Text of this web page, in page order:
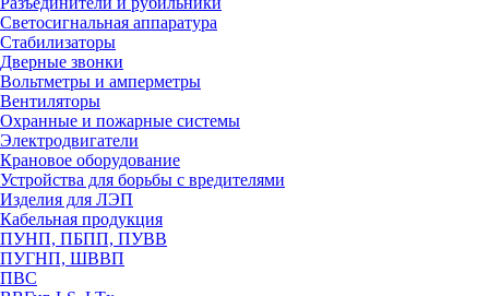
Светосигнальная аппаратура
Стабилизаторы
Дверные звонки
Вольтметры и амперметры
Вентиляторы
Охранные и пожарные системы
Электродвигатели
Крановое оборудование
Устройства для борьбы с вредителями
Изделия для ЛЭП
Кабельная продукция
ПУНП, ПБПП, ПУВВ
ПУГНП, ШВВП
ПВС